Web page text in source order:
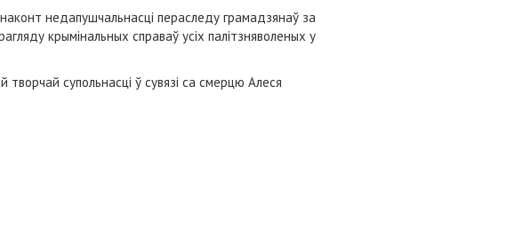
недапушчальнасці пераследу грамадзянаў за
крымінальных справаў усіх палітзняволеных у
творчай супольнасці ў сувязі са смерцю Алеся